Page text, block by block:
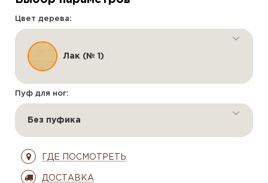
Цвет дерева:
Лак (№ 1)
Пуф для ног:
Без пуфика
ГДЕ ПОСМОТРЕТЬ
ДОСТАВКА